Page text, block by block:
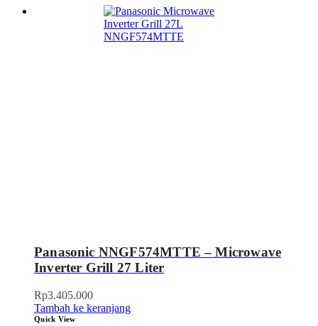
Panasonic NNGF574MTTE – Microwave
Inverter Grill 27 Liter
Rp3.405.000
Tambah ke keranjang
Quick View